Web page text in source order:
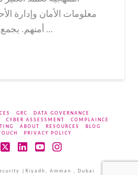
معلومات الأمان وإدارة
أمنهم. يجمع السيم بين ملفات …
GRC
DATA GOVERNANCE
CYBER ASSESSMENT
COMPLAINCE
ABOUT RESOURCES
BLOG
PRIVACY POLICY
|Riyadh, Amman , Dubai